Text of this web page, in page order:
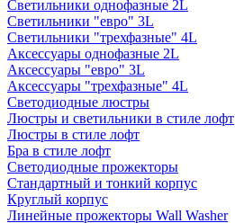
Светильники однофазные 2L
Светильники "евро" 3L
Светильники "трехфазные" 4L
Аксессуары однофазные 2L
Аксессуары "евро" 3L
Аксессуары "трехфазные" 4L
Светодиодные люстры
Люстры и светильники в стиле лофт
Люстры в стиле лофт
Бра в стиле лофт
Светодиодные прожекторы
Стандартный и тонкий корпус
Круглый корпус
Линейные прожекторы Wall Washer